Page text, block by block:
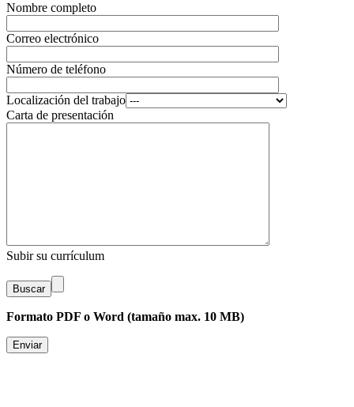
Nombre completo
Correo electrónico
Número de teléfono
Localización del trabajo
Carta de presentación
Subir su currículum
Buscar
Formato PDF o Word (tamaño max. 10 MB)